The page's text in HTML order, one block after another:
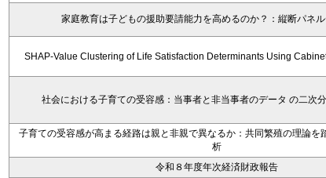
家庭教育は子どもの援助要請能力を高めるのか？：縦断パネ
SHAP-Value Clustering of Life Satisfaction Determinants Using
社会における子育ての受容感：当事者と非当事者のデータ の二次分
子育ての受容感が高まる経路は親と非親で異なるか：共同繁殖の理論を
析
令和８年度年次経済財政報告